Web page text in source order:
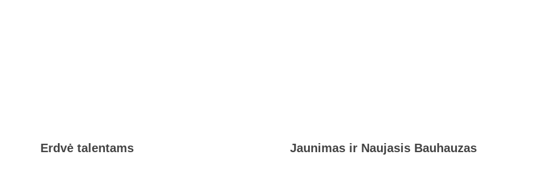
Erdvė talentams Jaunimas ir Naujasis Bauhauzas